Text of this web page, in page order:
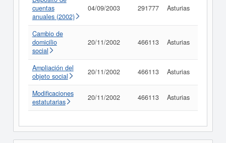
cuentas
anuales (2002)
04/09/2003 291777 Asturias
Cambio de
domicilio
social
20/11/2002 466113 Asturias
Ampliación del
objeto social
20/11/2002 466113 Asturias
Modificaciones
estatutarias
20/11/2002 466113 Asturias